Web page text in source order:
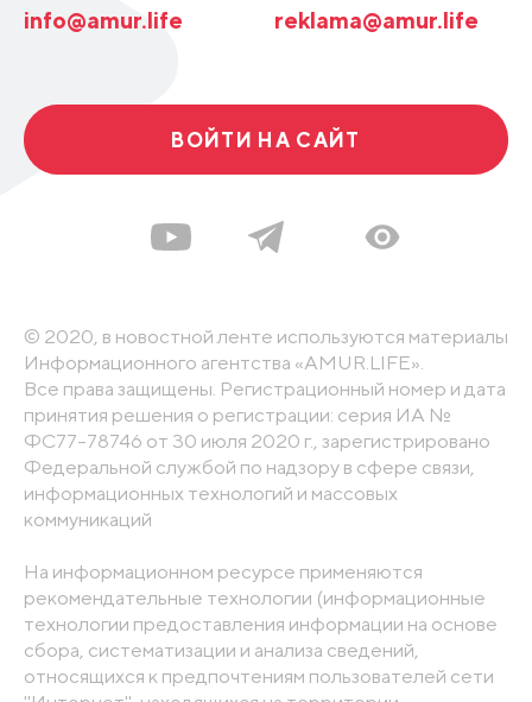
info@amur.life reklama@amur.life
ВОЙТИ НА САЙТ
© 2020, в новостной ленте используются материалы
Информационного агентства «AMUR.LIFE».
Все права защищены. Регистрационный номер и дата
принятия решения о регистрации: серия ИА №
ФС77-78746 от 30 июля 2020 г., зарегистрировано
Федеральной службой по надзору в сфере связи,
информационных технологий и массовых
коммуникаций
На информационном ресурсе применяются
рекомендательные технологии (информационные
технологии предоставления информации на основе
сбора, систематизации и анализа сведений,
относящихся к предпочтениям пользователей сети